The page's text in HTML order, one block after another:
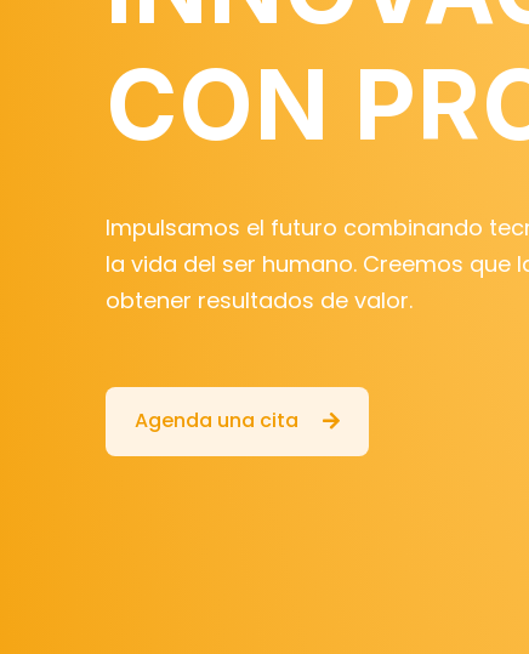
CON
Impulsamos el futuro combinando
la vida del ser humano. Creemos que
obtener resultados de valor.
Agenda una cita